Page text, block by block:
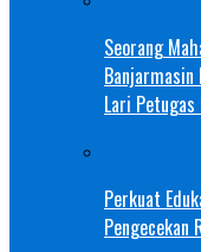
Seorang
Lari Petugas
Perkuat
Pengecekan